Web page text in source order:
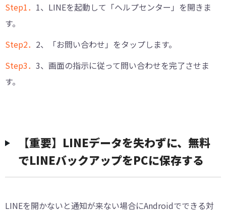
Step1． 1、LINEを起動して「ヘルプセンター」を開きま
す。
Step2． 2、「お問い合わせ」をタップします。
Step3． 3、画面の指示に従って問い合わせを完了させま
す。
【重要】LINEデータを失わずに、無料
でLINEバックアップをPCに保存する
LINEを開かないと通知が来ない場合にAndroidでできる対